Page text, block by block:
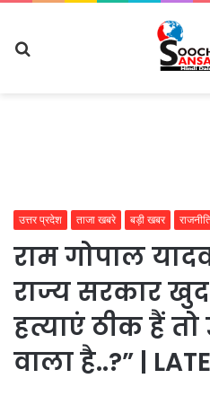
उत्तर प्रदेश ताजा खबरे बड़ी खबर
राम गोपाल
राज्य सरकार
हत्याएं ठीक हैं
वाला है..?” |